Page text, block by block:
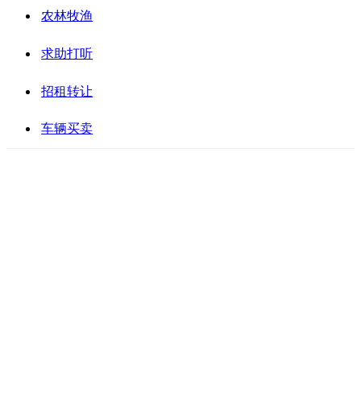
农林牧渔
求助打听
招租转让
车辆买卖